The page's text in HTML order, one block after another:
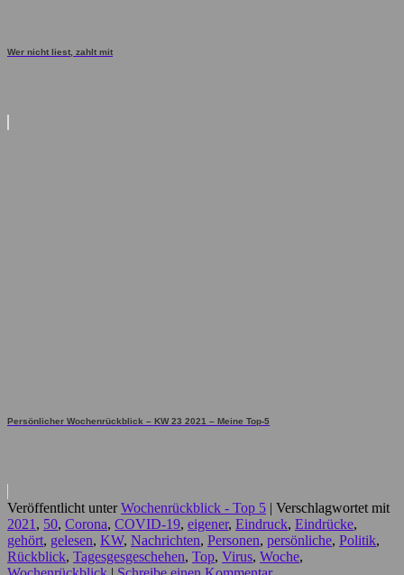
Wer nicht liest, zahlt mit
Persönlicher Wochenrückblick – KW 23 2021 – Meine Top-5
Veröffentlicht unter Wochenrückblick - Top 5 | Verschlagwortet mit
2021 , 50, Corona, COVID-19, eigener, Eindruck, Eindrücke,
gehört, gelesen, KW, Nachrichten, Personen, persönliche, Politik,
Rückblick, Tagesgesgeschehen, Top, Virus, Woche,